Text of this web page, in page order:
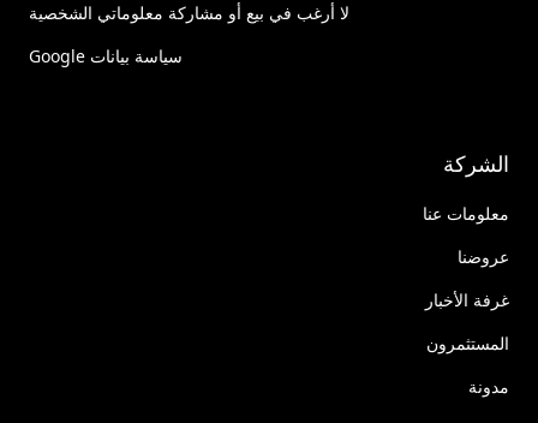
لا أرغب في بيع أو مشاركة معلوماتي الشخصية
سياسة بيانات Google
الشركة
معلومات عنا
عروضنا
غرفة الأخبار
المستثمرون
مدونة